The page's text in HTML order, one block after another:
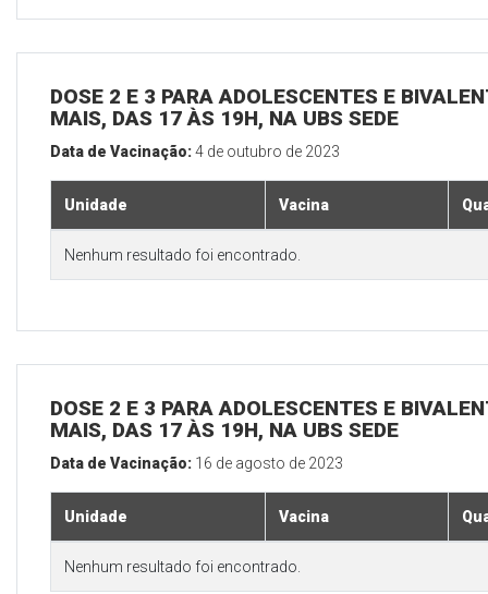
DOSE 2 E 3 PARA ADOLESCENTES E
MAIS, DAS 17 ÀS 19H, NA UBS SEDE
Data de Vacinação:4 de outubro de 2023
Unidade Vacina
Nenhum resultado foi encontrado.
DOSE 2 E 3 PARA ADOLESCENTES E
MAIS, DAS 17 ÀS 19H, NA UBS SEDE
Data de Vacinação: 16 de agosto de 2023
Unidade Vacina
Nenhum resultado foi encontrado.